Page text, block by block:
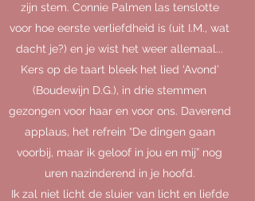
zijn stem. Connie Palmen las tenslotte
voor hoe eerste verliefdheid is (uit I.M., wat
dacht je?) en je wist het weer allemaal...
Kers op de taart bleek het lied ‘Avond’
(Boudewijn D.G.), in drie stemmen
gezongen voor haar en voor ons. Daverend
applaus, het refrein “De dingen gaan
voorbij, maar ik geloof in jou en mij” nog
uren nazinderend in je hoofd.
Ik zal niet licht de sluier van licht en liefde